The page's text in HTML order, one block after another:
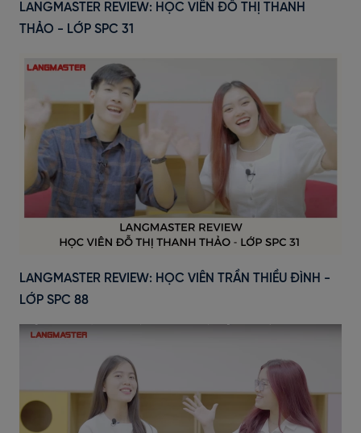
LANGMASTER REVIEW: HỌC VIÊN ĐỖ THỊ THANH
THẢO - LỚP SPC 31
LANGMASTER REVIEW: HỌC VIÊN TRẦN THIỀU ĐÌNH -
LỚP SPC 88